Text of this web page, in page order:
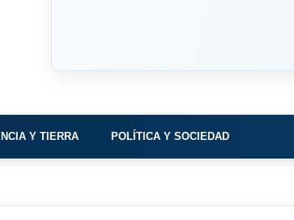
Y TIERRA POLÍTICA Y SOCIEDAD